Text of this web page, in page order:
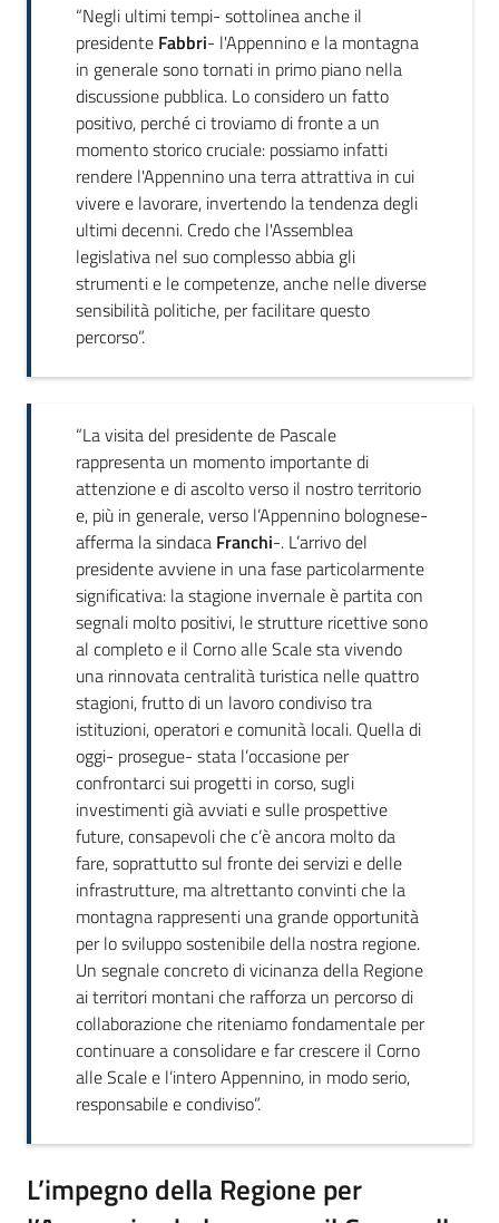
“Negli ultimi tempi- sottolinea anche il
presidente Fabbri- l'Appennino e la montagna
in generale sono tornati in primo piano nella
discussione pubblica. Lo considero un fatto
positivo, perché ci troviamo di fronte a un
momento storico cruciale: possiamo infatti
rendere l'Appennino una terra attrattiva in cui
vivere e lavorare, invertendo la tendenza degli
ultimi decenni. Credo che l'Assemblea
legislativa nel suo complesso abbia gli
strumenti e le competenze, anche nelle diverse
sensibilità politiche, per facilitare questo
percorso”.
“La visita del presidente de Pascale
rappresenta un momento importante di
attenzione e di ascolto verso il nostro territorio
e, più in generale, verso l’Appennino bolognese-
afferma la sindaca Franchi-. L’arrivo del
presidente avviene in una fase particolarmente
significativa: la stagione invernale è partita con
segnali molto positivi, le strutture ricettive sono
al completo e il Corno alle Scale sta vivendo
una rinnovata centralità turistica nelle quattro
stagioni, frutto di un lavoro condiviso tra
istituzioni, operatori e comunità locali. Quella di
oggi- prosegue- stata l’occasione per
confrontarci sui progetti in corso, sugli
investimenti già avviati e sulle prospettive
future, consapevoli che c’è ancora molto da
fare, soprattutto sul fronte dei servizi e delle
infrastrutture, ma altrettanto convinti che la
montagna rappresenti una grande opportunità
per lo sviluppo sostenibile della nostra regione.
Un segnale concreto di vicinanza della Regione
ai territori montani che rafforza un percorso di
collaborazione che riteniamo fondamentale per
continuare a consolidare e far crescere il Corno
alle Scale e l’intero Appennino, in modo serio,
responsabile e condiviso”.
L’impegno della Regione per